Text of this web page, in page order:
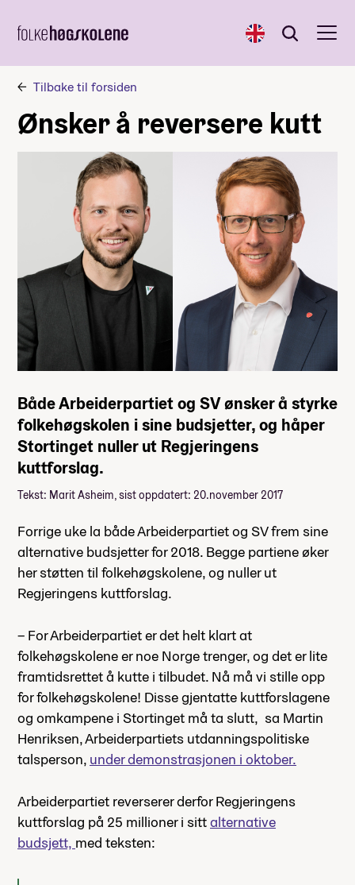
English Søk
Søk
Tilbake til forsiden
Ønsker å reversere kutt
Både Arbeiderpartiet og SV ønsker å styrke
folkehøgskolen i sine budsjetter, og håper
Stortinget nuller ut Regjeringens
kuttforslag.
Tekst: Marit Asheim, sist oppdatert: 20.november 2017
Forrige uke la både Arbeiderpartiet og SV frem sine
alternative budsjetter for 2018. Begge partiene øker
her støtten til folkehøgskolene, og nuller ut
Regjeringens kuttforslag.
– For Arbeiderpartiet er det helt klart at
folkehøgskolene er noe Norge trenger, og det er lite
framtidsrettet å kutte i tilbudet. Nå må vi stille opp
for folkehøgskolene! Disse gjentatte kuttforslagene
og omkampene i Stortinget må ta slutt, sa Martin
Henriksen, Arbeiderpartiets utdanningspolitiske
talsperson, under demonstrasjonen i oktober.
Arbeiderpartiet reverserer derfor Regjeringens
kuttforslag på 25 millioner i sittalternative
budsjett, med teksten: